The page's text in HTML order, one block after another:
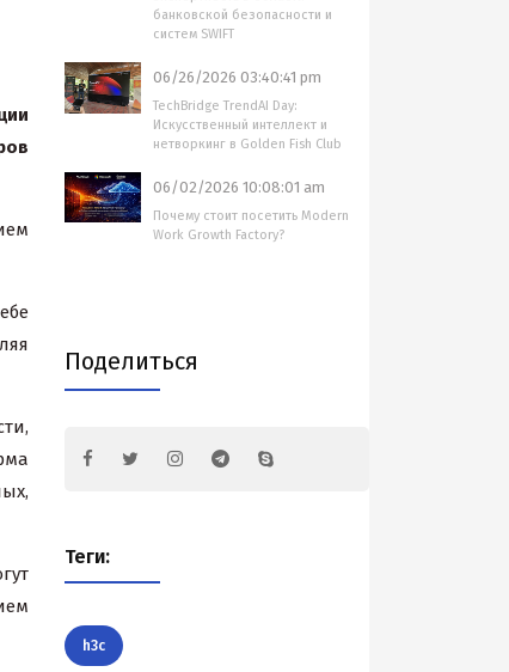
банковской безопасности и
систем SWIFT
06/26/2026 03:40:41 pm
TechBridge TrendAI Day:
Искусственный интеллект и
нетворкинг в Golden Fish Club
06/02/2026 10:08:01 am
Почему стоит посетить Modern
Work Growth Factory?
Поделиться
Теги:
h3c